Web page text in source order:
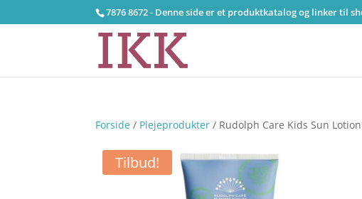
7876 8672 - Denne side er et produktkatalog og linker til
Forside / Plejeprodukter / Rudolph Care Kids Sun Lotion
Tilbud!